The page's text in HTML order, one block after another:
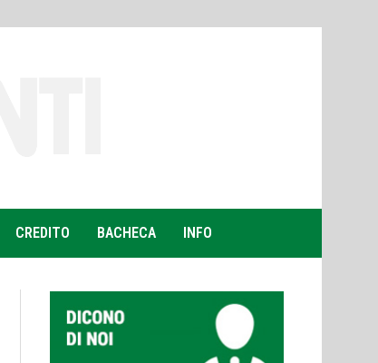
CREDITO BACHECA INFO